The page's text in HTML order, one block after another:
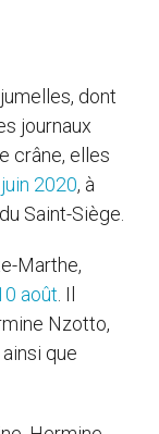
dont
journaux
crâne, elles
juin 2020, à
Saint-Siège.
Marthe,
août . Il
Nzotto,
que